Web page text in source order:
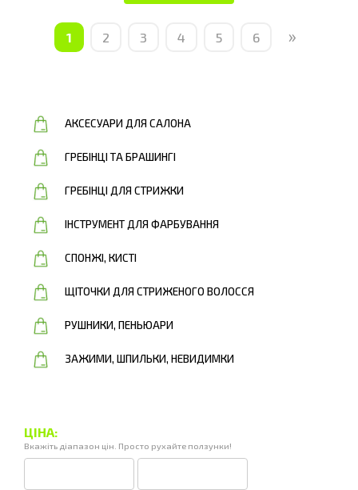
1 2 3 4 5 6 »
АКСЕСУАРИ ДЛЯ САЛОНА
ГРЕБІНЦІ ТА БРАШИНГІ
ГРЕБІНЦІ ДЛЯ СТРИЖКИ
ІНСТРУМЕНТ ДЛЯ ФАРБУВАННЯ
СПОНЖІ, КИСТІ
ЩІТОЧКИ ДЛЯ СТРИЖЕНОГО ВОЛОССЯ
РУШНИКИ, ПЕНЬЮАРИ
ЗАЖИМИ, ШПИЛЬКИ, НЕВИДИМКИ
ЦІНА:
Вкажіть діапазон цін. Просто рухайте ползунки!